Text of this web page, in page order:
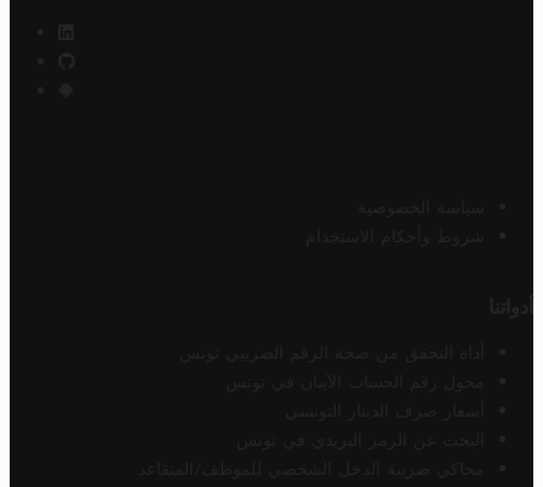
سياسة الخصوصية
شروط وأحكام الاستخدام
أدواتنا
أداة التحقق من صحة الرقم الضريبي تونس
محول رقم الحساب الآيبان في تونس
أسعار صرف الدينار التونسي
البحث عن الرمز البريدي في تونس
محاكي ضريبة الدخل الشخصي للموظف/المتقاعد